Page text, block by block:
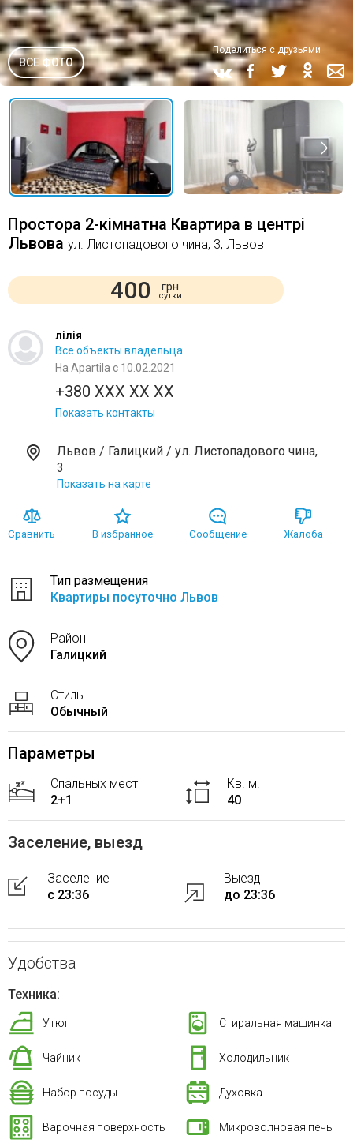
ВСЕ ФОТО
Поделиться с друзьями
Простора 2-кімнатна Квартира в центрі
Львова ул. Листопадового чина, 3, Львов
400 грн
сутки
лілія
Все объекты владельца
На Apartila с 10.02.2021
+380 XXX XX XX
Показать контакты
Львов / Галицкий / ул. Листопадового чина,
3
Показать на карте
Сравнить В избранное Сообщение Жалоба
Тип размещения
Квартиры посуточно Львов
Район
Галицкий
Стиль
Обычный
Параметры
Спальных мест
2+1
Кв. м.
40
Заселение, выезд
Заселение
с 23:36
Выезд
до 23:36
Удобства
Техника:
Утюг Стиральная машинка
Чайник Холодильник
Набор посуды Духовка
Варочная поверхность Микроволновая печь